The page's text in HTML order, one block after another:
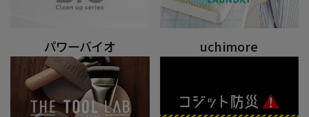
パワーバイオ uchimore